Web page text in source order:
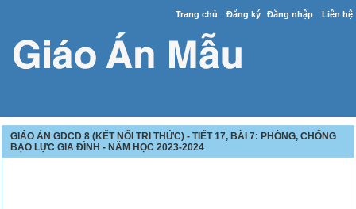
Trang chủ Đăng ký Đăng nhập Liên hệ
GIÁO ÁN GDCD 8 (KẾT NỐI TRI THỨC) - TIẾT 17, BÀI 7: PHÒNG, CHỐNG
BẠO LỰC GIA ĐÌNH - NĂM HỌC 2023-2024